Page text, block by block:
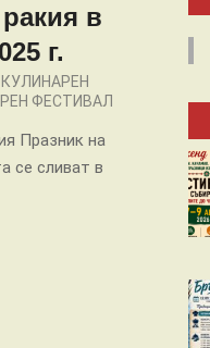
в
г.
КУЛИНАРЕН
ФЕСТИВАЛ
Празник на
се сливат в